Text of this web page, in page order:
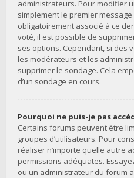
administrateurs. Pour modifier
simplement le premier
obligatoirement associé à ce
voté, il est possible de
ses options. Cependant, si des
les modérateurs et les
supprimer le sondage. Cela
d’un sondage en cours.
Pourquoi ne puis-je pas
Certains forums peuvent être
groupes d’utilisateurs. Pour
réaliser n’importe quelle autre
permissions adéquates.
ou un administrateur du forum